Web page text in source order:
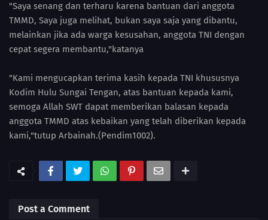
"Saya senang dan terharu karena bantuan dari anggota
TMMD, Saya juga melihat, bukan saya saja yang dibantu,
melainkan jika ada warga kesusahan, anggota TNI dengan
cepat segera membantu,"katanya
"Kami mengucapkan terima kasih kepada TNI khususnya
Kodim Hulu Sungai Tengan, atas bantuan kepada kami,
semoga Allah SWT dapat memberikan balasan kepada
anggota TMMD atas kebaikan yang telah diberikan kepada
kami,"tutup Arbainah.(Pendim1002).
Post a Comment